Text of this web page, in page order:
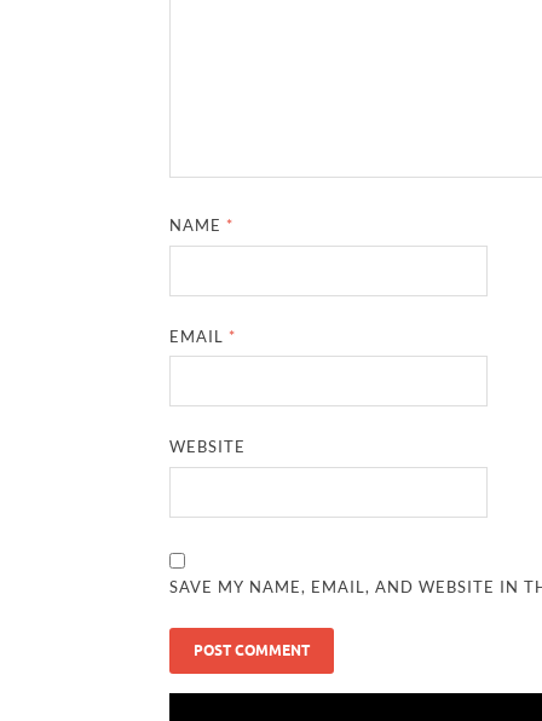
NAME *
EMAIL *
WEBSITE
SAVE MY NAME, EMAIL, AND WEBSITE IN